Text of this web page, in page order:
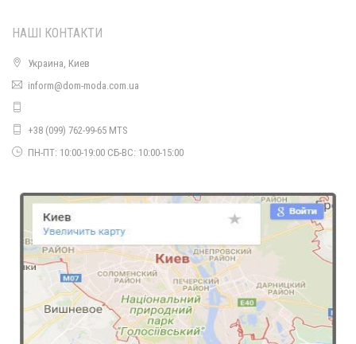
НАШІ КОНТАКТИ
Украина, Киев
inform@dom-moda.com.ua
+38 (099) 762-99-65 MTS
ПН-ПТ: 10:00-19:00 СБ-ВС: 10:00-15:00